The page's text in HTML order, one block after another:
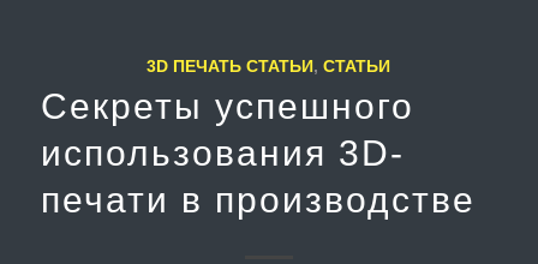
3D ПЕЧАТЬ СТАТЬИ,СТАТЬИ
Секреты успешного
использования 3D-
печати в производстве